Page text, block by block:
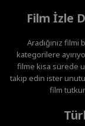
Film İzle
Aradığınız
kategorilere
filme kısa sürede
takip edin ister
film